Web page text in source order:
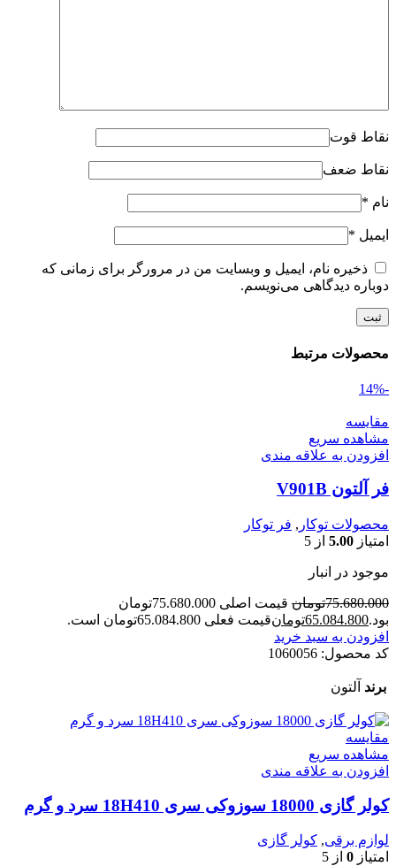
نقاط قوت
نقاط ضعف
نام *
ایمیل *
ذخیره نام، ایمیل و وبسایت من در مرورگر برای زمانی که
دوباره دیدگاهی می‌نویسم.
محصولات مرتبط
-14%
مقایسه
مشاهده سریع
افزودن به علاقه مندی
فر آلتون V901B
محصولات توکار , فر توکار
امتیاز 5.00 از 5
موجود در انبار
75.680.000تومان
قیمت اصلی 75.680.000تومان
بود.65.084.800تومانقیمت فعلی 65.084.800تومان است.
افزودن به سبد خرید
کد محصول: 1060056
برند آلتون
مقایسه
مشاهده سریع
افزودن به علاقه مندی
کولر گازی 18000 سوزوکی سری 18H410 سرد و گرم
لوازم برقی, کولر گازی
امتیاز 0 از 5